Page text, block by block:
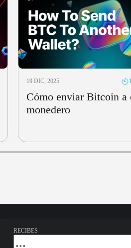
19 DIC, 2025
Cómo enviar Bitcoin a
monedero
RECIBES